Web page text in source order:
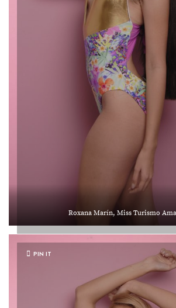
Roxana Marín, Miss Turismo
PIN IT